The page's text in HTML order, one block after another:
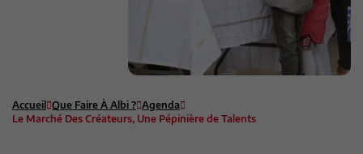
Accueil Que Faire À Albi ? Agenda
Le Marché Des Créateurs, Une Pépinière de Talents